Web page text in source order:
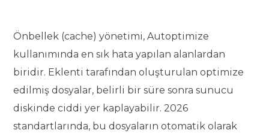
Önbellek (cache) yönetimi, Autoptimize
kullanımında en sık hata yapılan alanlardan
biridir. Eklenti tarafından oluşturulan optimize
edilmiş dosyalar, belirli bir süre sonra sunucu
diskinde ciddi yer kaplayabilir. 2026
standartlarında, bu dosyaların otomatik olarak